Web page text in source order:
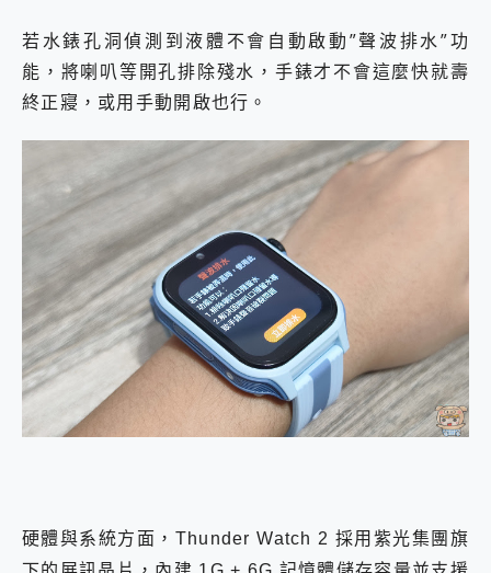
若水錶孔洞偵測到液體不會自動啟動”聲波排水”功
能，將喇叭等開孔排除殘水，手錶才不會這麼快就壽
終正寢，或用手動開啟也行。
硬體與系統方面，Thunder Watch 2 採用紫光集團旗